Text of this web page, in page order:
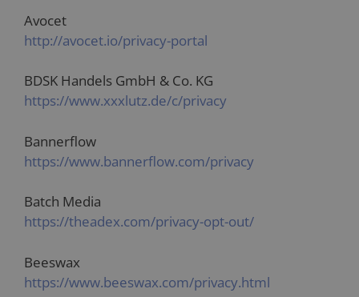
Avocet
http://avocet.io/privacy-portal
BDSK Handels GmbH & Co. KG
https://www.xxxlutz.de/c/privacy
Bannerflow
https://www.bannerflow.com/privacy
Batch Media
https://theadex.com/privacy-opt-out/
Beeswax
https://www.beeswax.com/privacy.html